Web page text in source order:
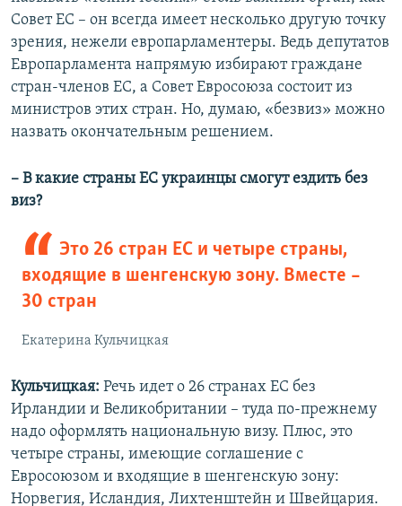
Совет ЕС – он всегда имеет несколько другую точку
зрения, нежели европарламентеры. Ведь депутатов
Европарламента напрямую избирают граждане
стран-членов ЕС, а Совет Евросоюза состоит из
министров этих стран. Но, думаю, «безвиз» можно
назвать окончательным решением.
– В какие страны ЕС украинцы смогут ездить без
виз?
Это 26 стран ЕС и четыре страны,
входящие в шенгенскую зону. Вместе –
30 стран
Екатерина Кульчицкая
Кульчицкая: Речь идет о 26 странах ЕС без
Ирландии и Великобритании – туда по-прежнему
надо оформлять национальную визу. Плюс, это
четыре страны, имеющие соглашение с
Евросоюзом и входящие в шенгенскую зону:
Норвегия, Исландия, Лихтенштейн и Швейцария.